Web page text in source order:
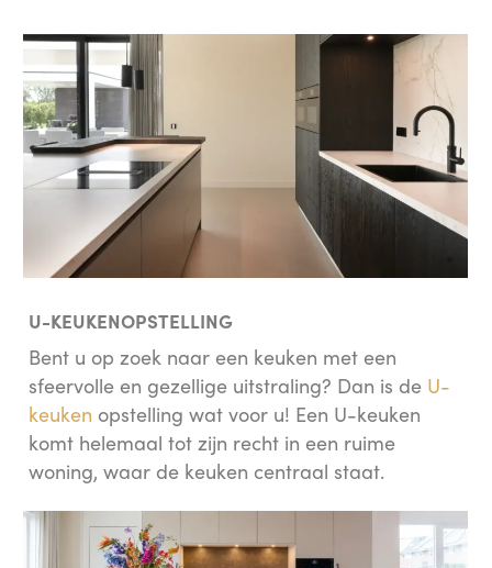
U-KEUKENOPSTELLING
Bent u op zoek naar een keuken met een
sfeervolle en gezellige uitstraling? Dan is de U-
keuken opstelling wat voor u! Een U-keuken
komt helemaal tot zijn recht in een ruime
woning, waar de keuken centraal staat.